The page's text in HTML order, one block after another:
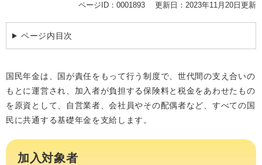
ページID：0001893 更新日：2023年11月20日更新
ページ内目次
国民年金は、国が責任をもって行う制度で、世代間の支え合いの
もとに運営され、加入者が負担する保険料と税金をあわせたもの
を原資として、自営業者、会社員やその配偶者など、すべての国
民に共通する基礎年金を支給します。
加入対象者